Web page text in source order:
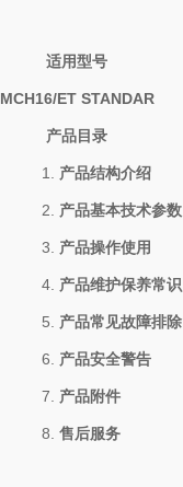
适用型号
MCH16/ET STANDAR
产品目录
1. 产品结构介绍
2. 产品基本技术参数
3. 产品操作使用
4. 产品维护保养常识
5. 产品常见故障排除
6. 产品安全警告
7. 产品附件
8. 售后服务